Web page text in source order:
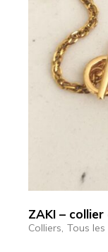
ZAKI –
Colliers Tous